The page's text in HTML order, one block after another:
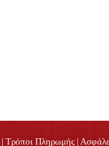
| Τρόποι Πληρωμής |